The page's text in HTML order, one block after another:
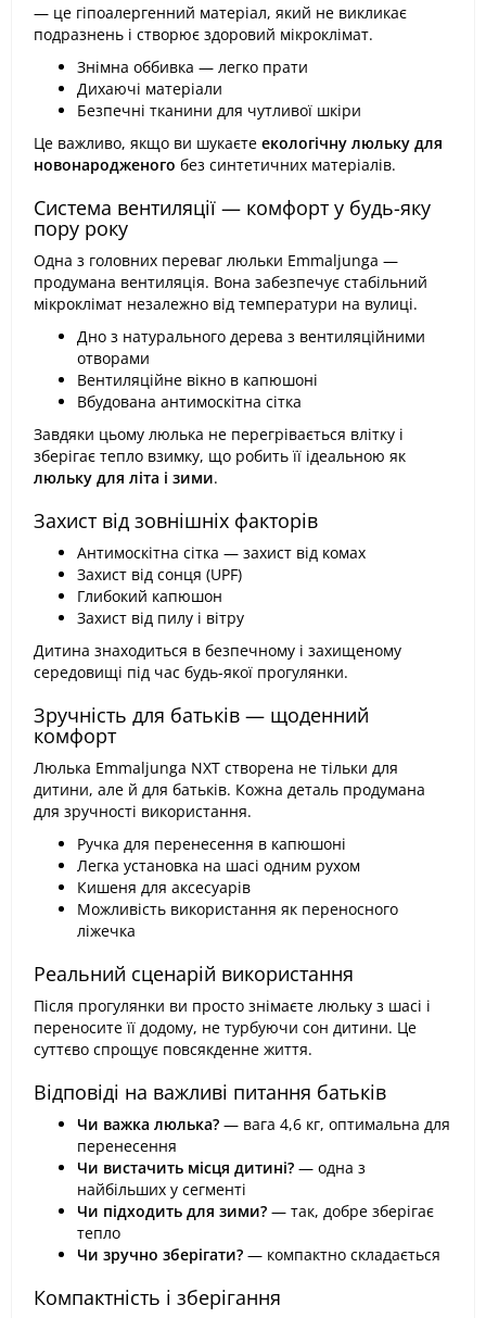
— це гіпоалергенний матеріал, який не викликає
подразнень і створює здоровий мікроклімат.
Знімна оббивка — легко прати
Дихаючі матеріали
Безпечні тканини для чутливої шкіри
Це важливо, якщо ви шукаєте екологічну люльку для
новонародженого без синтетичних матеріалів.
Система вентиляції — комфорт у будь-яку
пору року
Одна з головних переваг люльки Emmaljunga —
продумана вентиляція. Вона забезпечує стабільний
мікроклімат незалежно від температури на вулиці.
Дно з натурального дерева з вентиляційними
отворами
Вентиляційне вікно в капюшоні
Вбудована антимоскітна сітка
Завдяки цьому люлька не перегрівається влітку і
зберігає тепло взимку, що робить її ідеальною як
люльку для літа і зими.
Захист від зовнішніх факторів
Антимоскітна сітка — захист від комах
Захист від сонця (UPF)
Глибокий капюшон
Захист від пилу і вітру
Дитина знаходиться в безпечному і захищеному
середовищі під час будь-якої прогулянки.
Зручність для батьків — щоденний
комфорт
Люлька Emmaljunga NXT створена не тільки для
дитини, але й для батьків. Кожна деталь продумана
для зручності використання.
Ручка для перенесення в капюшоні
Легка установка на шасі одним рухом
Кишеня для аксесуарів
Можливість використання як переносного
ліжечка
Реальний сценарій використання
Після прогулянки ви просто знімаєте люльку з шасі і
переносите її додому, не турбуючи сон дитини. Це
суттєво спрощує повсякденне життя.
Відповіді на важливі питання батьків
Чи важка люлька? — вага 4,6 кг, оптимальна для
перенесення
Чи вистачить місця дитині? — одна з
найбільших у сегменті
Чи підходить для зими? — так, добре зберігає
тепло
Чи зручно зберігати? — компактно складається
Компактність і зберігання